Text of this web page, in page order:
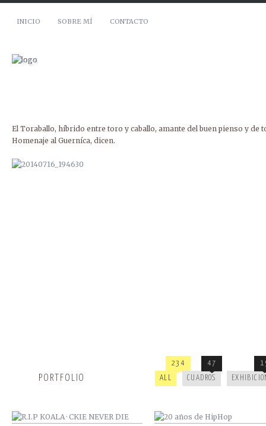
INICIO SOBRE MÍ CONTACTO
El Toraballo, híbrido entre toro y caballo, amante del buen pienso y de
Homenaje al Guerníca, dicen.
PORTFOLIO ALL
234
CUADROS
47